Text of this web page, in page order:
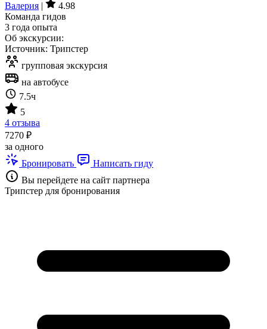
Валерия |
4.98
Команда гидов
3 года опыта
Об экскурсии:
Источник: Трипстер
групповая экскурсия
на автобусе
7.5ч
5
4 отзыва
7270 ₽
за одного
Бронировать
Написать гиду
Вы перейдете на сайт партнера
Трипстер для бронирования